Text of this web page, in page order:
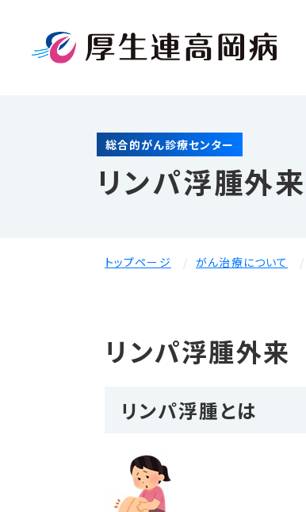
総合的がん診療センター
リンパ浮腫外来
トップページ がん治療について
リンパ浮腫外来
リンパ浮腫とは